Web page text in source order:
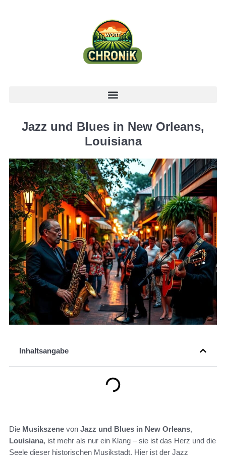
Jazz und Blues in New Orleans,
Louisiana
Inhaltsangabe
Die Musikszene von Jazz und Blues in New Orleans,
Louisiana, ist mehr als nur ein Klang – sie ist das Herz und die
Seele dieser historischen Musikstadt. Hier ist der Jazz